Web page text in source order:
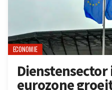
ECONOMIE
Dienstensector
eurozone